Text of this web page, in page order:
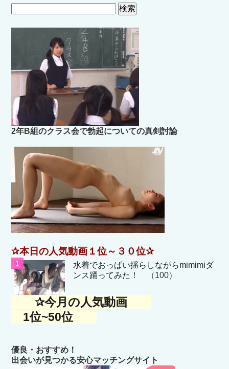
索:
2年B組のクラス会で勃起についての真剣討論
✰本日の人気動画１位～３０位✰
水着でおっぱい揺らしながらmimimiダ
ンス踊ってみた！
（100）
✰今月の人気動画
1位~50位
優良・おすすめ！
出会いが見つかる安心マッチングサイト